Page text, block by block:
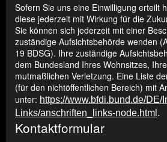
Sofern Sie uns eine Einwilligung erteilt
diese jederzeit mit Wirkung für die
Sie können sich jederzeit mit einer
zuständige Aufsichtsbehörde wenden
19 BDSG). Ihre zuständige
dem Bundesland Ihres Wohnsitzes,
mutmaßlichen Verletzung. Eine Liste
(für den nichtöffentlichen Bereich) mit
unter: https://www.bfdi.bund.de/DE/
Links/anschriften_links-node.html .
Kontaktformular